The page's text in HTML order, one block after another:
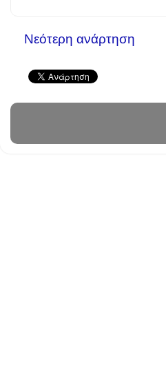
Νεότερη ανάρτηση